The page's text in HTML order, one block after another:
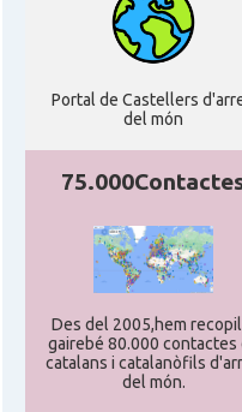
Consolat
Consolat
* +
Portal de Castellers
del món
Des del 2005,hem
gairebé 80.000 contactes
catalans i catalanòfils
del món.